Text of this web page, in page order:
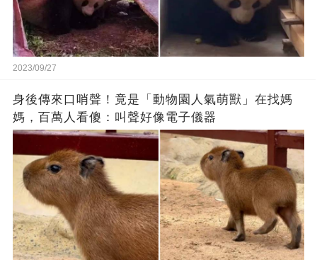
2023/09/27
身後傳來口哨聲！竟是「動物園人氣萌獸」在找媽
媽，百萬人看傻：叫聲好像電子儀器